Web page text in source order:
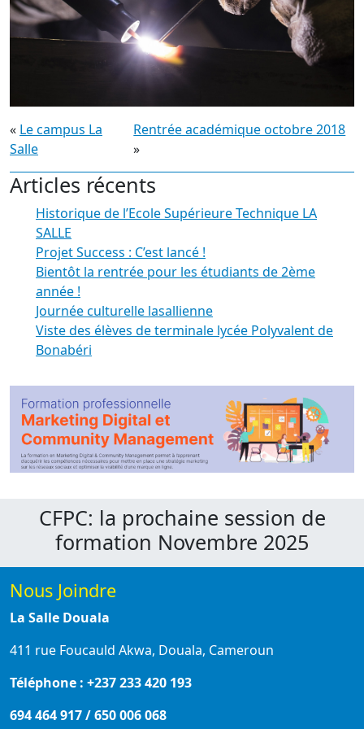
« Le campus La
Salle
Rentrée académique octobre 2018
»
Articles récents
Historique de l’Ecole Supérieure Technique LA
SALLE
Projet Success : C’est lancé !
Bientôt la rentrée pour les étudiants de 2ème
année !
Journée culturelle lasallienne
Viste des élèves de terminale lycée Polyvalent de
Bonabéri
CFPC: la prochaine session de
formation Novembre 2025
Nous Joindre
La Salle Douala
411 rue Foucauld Akwa, Douala, Cameroun
Téléphone : +237 233 420 193
694 464 917 / 650 006 068